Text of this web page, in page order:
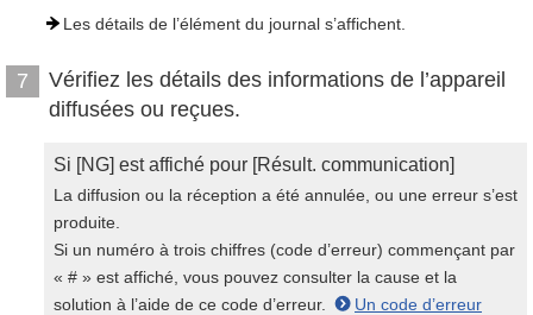
Les détails de l’élément du journal s’affichent.
7
Vérifiez les détails des informations de l’appareil
diffusées ou reçues.
Si [NG] est affiché pour [Résult. communication]
La diffusion ou la réception a été annulée, ou une erreur s’est
produite.
Si un numéro à trois chiffres (code d’erreur) commençant par
« # » est affiché, vous pouvez consulter la cause et la
solution à l’aide de ce code d’erreur.
Un code d’erreur